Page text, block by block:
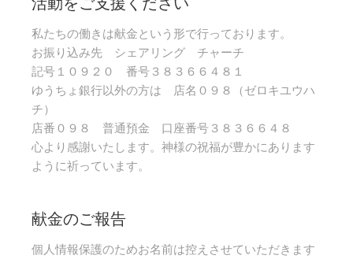
私たちの働きは献金という形で行っております。
お振り込み先 シェアリング チャーチ
記号１０９２０ 番号３８３６６４８１
ゆうちょ銀行以外の方は 店名０９８（ゼロキユウハ
チ）
店番０９８ 普通預金 口座番号３８３６６４８
心より感謝いたします。神様の祝福が豊かにあります
ように祈っています。
献金のご報告
個人情報保護のためお名前は控えさせていただきます